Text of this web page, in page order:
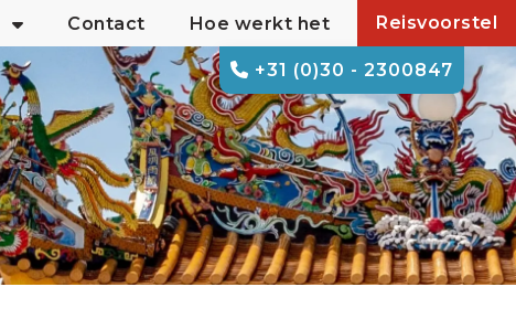
+31 (0)30 - 2300847
Contact Hoe werkt het Reisvoorstel